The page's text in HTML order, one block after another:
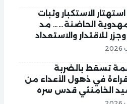
استهتار الاستكبار وثبات
الحاضنة…… مد
للاقتدار والاستعداد
تسقط بالضربة
قراءة في ذهول الأعداء من
الخامنئي قدس سره